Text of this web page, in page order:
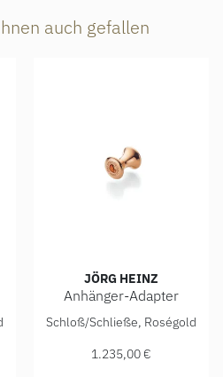
auch gefallen
Ref: 4003.0-10 750 1
JÖRG HEINZ
Anhänger-Adapter
Jörg Heinz Anhänger-
Schloß/Schließe, Roségold
1.235,00 €